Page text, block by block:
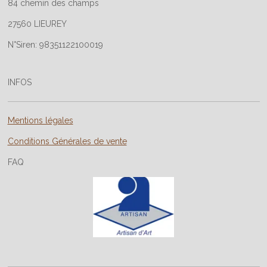
84 chemin des champs
27560 LIEUREY
N°Siren: 98351122100019
INFOS
Mentions légales
Conditions Générales de vente
FAQ